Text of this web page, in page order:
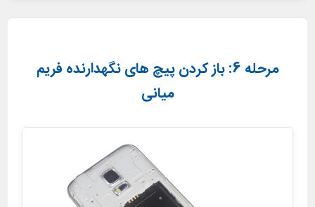
مرحله 6: باز کردن پیچ های نگهدارنده فریم
میانی